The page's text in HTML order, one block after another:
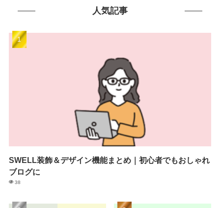
人気記事
SWELL装飾＆デザイン機能まとめ｜初心者でもおしゃれ
ブログに
38